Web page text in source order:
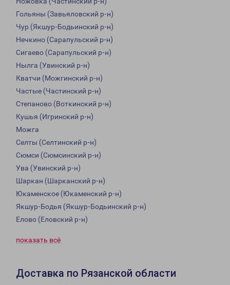
Гольяны (Завьяловский р-н)
Чур (Якшур-Бодьинский р-н)
Нечкино (Сарапульский р-н)
Сигаево (Сарапульский р-н)
Нылга (Увинский р-н)
Кватчи (Можгинский р-н)
Частые (Частинский р-н)
Степаново (Воткинский р-н)
Кушья (Игринский р-н)
Можга
Селты (Селтинский р-н)
Сюмси (Сюмсинский р-н)
Ува (Увинский р-н)
Шаркан (Шарканский р-н)
Юкаменское (Юкаменский р-н)
Якшур-Бодья (Якшур-Бодьинский р-н)
Елово (Еловский р-н)
показать всё
Доставка по Рязанской области